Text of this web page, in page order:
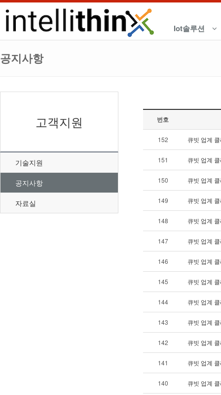
Iot솔루션
공지사항
고객지원
기술지원
공지사항
자료실
번호
152 큐빗 업계
151 큐빗 업계
150 큐빗 업계
149 큐빗 업계
148 큐빗 업계
147 큐빗 업계
146 큐빗 업계
145 큐빗 업계
144 큐빗 업계
143 큐빗 업계
142 큐빗 업계
141 큐빗 업계
140 큐빗 업계